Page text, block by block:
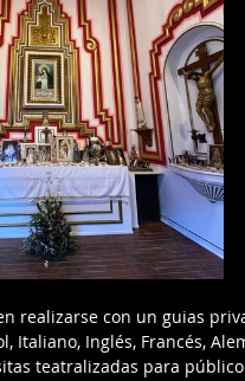
realizarse con un guias
Italiano, Inglés, Francés,
teatralizadas para